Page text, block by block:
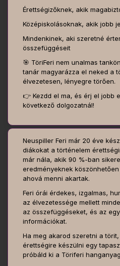
Érettségizőknek, akik
Középiskolásoknak, akik jobb
Mindenkinek, aki szeretné
összefüggéseit
🎯 TöriFeri nem unalmas
tanár magyarázza el neked a
élvezetesen, lényegre törően.
👉 Kezdd el ma, és érj el jobb
következő dolgozatnál!
Neuspiller Feri már 20 éve
diákokat a történelem
már nála, akik 90 %-ban
eredményeknek
ahová menni akartak.
Feri órái érdekes, izgalmas,
az élvezetessége mellett
az összefüggéseket, és az
információkat.
Ha meg akarod szeretni a
érettségire készülni egy
próbáld ki a Töriferi